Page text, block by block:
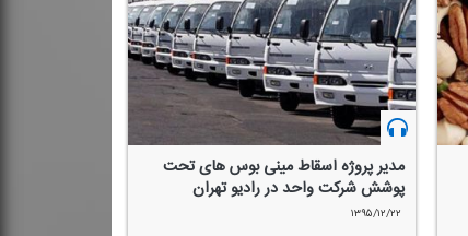
مدیر پروژه اسقاط مینی بوس های تحت
پوشش شركت واحد در رادیو تهران
۱۳۹۵/۱۲/۲۲